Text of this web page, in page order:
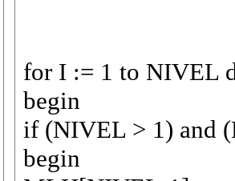
for I := 1 to NIVEL
begin
if (NIVEL > 1) and
begin